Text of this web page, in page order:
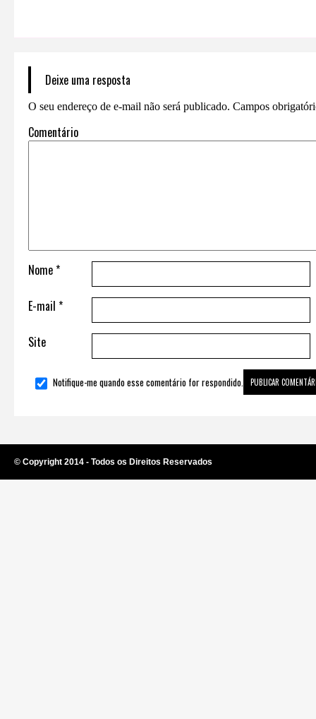
Deixe uma resposta
O seu endereço de e-mail não será publicado. Campos
Comentário
Nome*
E-mail *
Site
Notifique-me quando esse comentário for respondido.
© Copyright 2014 - Todos os Direitos Reservados